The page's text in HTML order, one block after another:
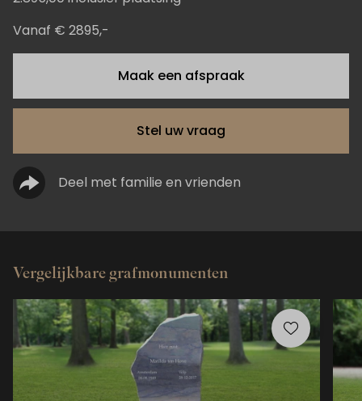
Vanaf € 2895,-
Maak een afspraak
Stel uw vraag
Deel met familie en vrienden
Vergelijkbare grafmonumenten